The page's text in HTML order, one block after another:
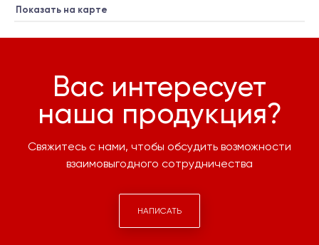
Показать на карте
Вас интересует
наша продукция?
Свяжитесь с нами, чтобы обсудить возможности
взаимовыгодного сотрудничества
НАПИСАТЬ